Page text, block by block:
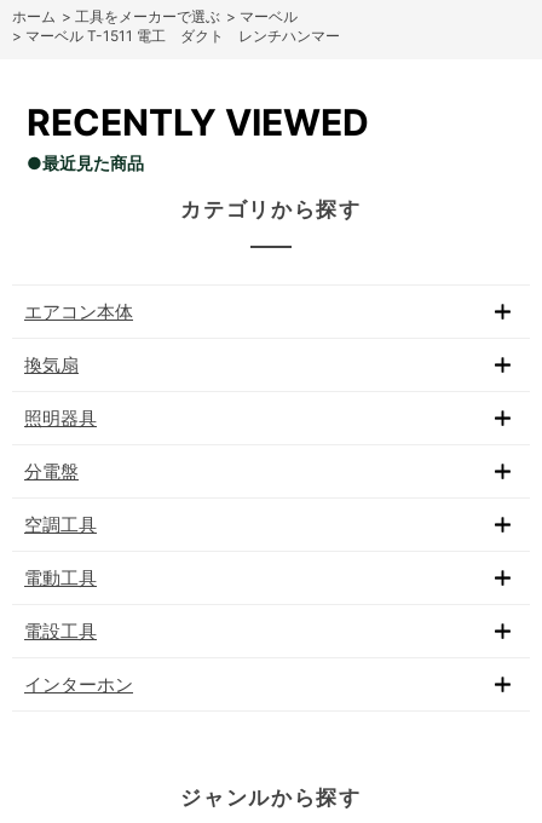
ホーム > 工具をメーカーで選ぶ > マーベル
> マーベル T-1511 電工 ダクト レンチハンマー
RECENTLY VIEWED
●最近見た商品
カテゴリから探す
エアコン本体
換気扇
照明器具
分電盤
空調工具
電動工具
電設工具
インターホン
ジャンルから探す